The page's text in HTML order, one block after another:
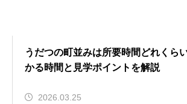
うだつの町並みは所要時間どれくら
かる時間と見学ポイントを解説
2026.03.25